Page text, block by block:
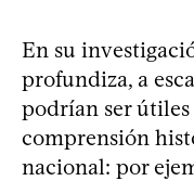
En su
profundiza, a
podrían ser
comprensión
nacional: por